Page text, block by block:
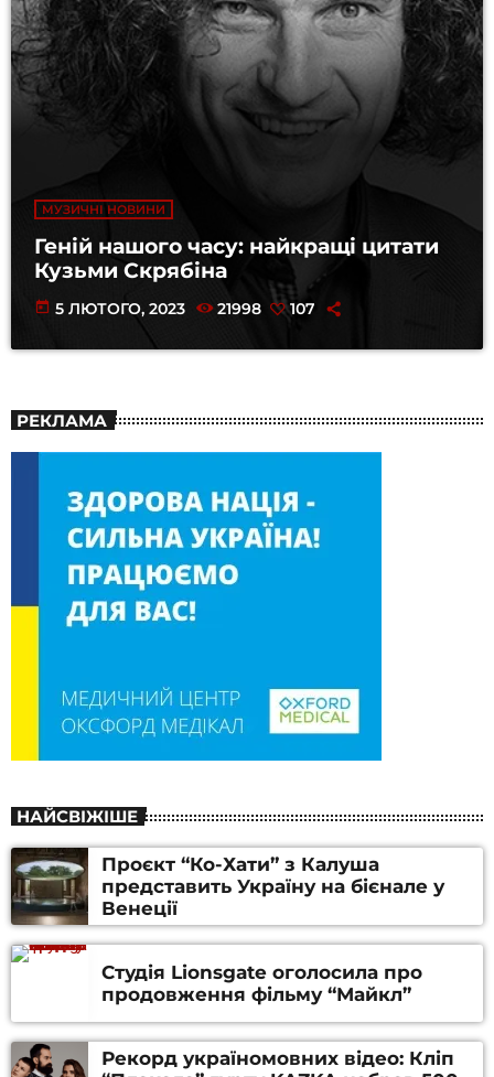
МУЗИЧНІ НОВИНИ
Геній нашого часу: найкращі цитати
Кузьми Скрябіна
today 5 ЛЮТОГО, 2023 21998 107
РЕКЛАМА
НАЙСВІЖІШЕ
Проєкт “Ко-Хати” з Калуша
представить Україну на бієнале у
Венеції
Студія Lionsgate оголосила про
продовження фільму “Майкл”
Рекорд україномовних відео: Кліп